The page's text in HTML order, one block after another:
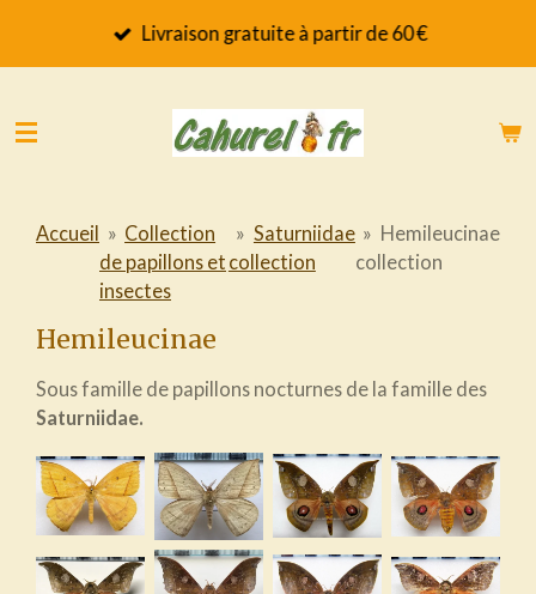
Livraison gratuite à partir de 60 €
Accueil » Collection
de papillons et
insectes
» Saturniidae
collection
» Hemileucinae
collection
Hemileucinae
Sous famille de papillons nocturnes de la famille des
Saturniidae.